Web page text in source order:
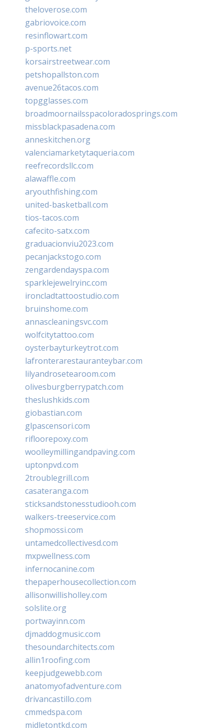
theloverose.com
gabriovoice.com
resinflowart.com
p-sports.net
korsairstreetwear.com
petshopallston.com
avenue26tacos.com
topgglasses.com
broadmoornailsspacoloradosprings.com
missblackpasadena.com
anneskitchen.org
valenciamarketytaqueria.com
reefrecordsllc.com
alawaffle.com
aryouthfishing.com
united-basketball.com
tios-tacos.com
cafecito-satx.com
graduacionviu2023.com
pecanjackstogo.com
zengardendayspa.com
sparklejewelryinc.com
ironcladtattoostudio.com
bruinshome.com
annascleaningsvc.com
wolfcitytattoo.com
oysterbayturkeytrot.com
lafronterarestauranteybar.com
lilyandrosetearoom.com
olivesburgberrypatch.com
theslushkids.com
giobastian.com
glpascensori.com
rifloorepoxy.com
woolleymillingandpaving.com
uptonpvd.com
2troublegrill.com
casateranga.com
sticksandstonesstudiooh.com
walkers-treeservice.com
shopmossi.com
untamedcollectivesd.com
mxpwellness.com
infernocanine.com
thepaperhousecollection.com
allisonwillisholley.com
solslite.org
portwayinn.com
djmaddogmusic.com
thesoundarchitects.com
allin1roofing.com
keepjudgewebb.com
anatomyofadventure.com
drivancastillo.com
cmmedspa.com
midletontkd.com